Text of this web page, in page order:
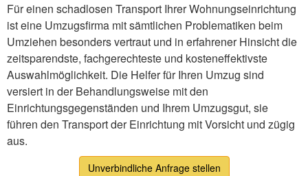
Für einen schadlosen Transport Ihrer Wohnungseinrichtung
ist eine Umzugsfirma mit sämtlichen Problematiken beim
Umziehen besonders vertraut und in erfahrener Hinsicht die
zeitsparendste, fachgerechteste und kosteneffektivste
Auswahlmöglichkeit. Die Helfer für Ihren Umzug sind
versiert in der Behandlungsweise mit den
Einrichtungsgegenständen und Ihrem Umzugsgut, sie
führen den Transport der Einrichtung mit Vorsicht und zügig
aus.
Unverbindliche Anfrage stellen